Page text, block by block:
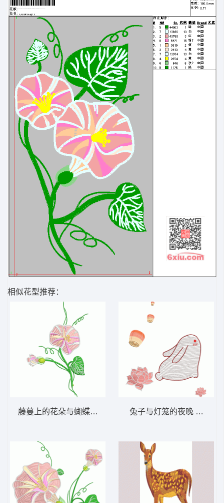
相似花型推荐：
藤蔓上的花朵与蝴蝶 喇叭花 兔子与灯笼的夜晚 玉兔报